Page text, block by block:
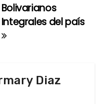
Bolivarianos
Integrales del país
Diaz